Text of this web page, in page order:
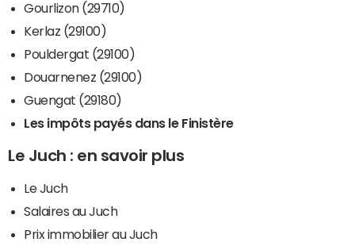
Gourlizon (29710)
Kerlaz (29100)
Pouldergat (29100)
Douarnenez (29100)
Guengat (29180)
Les impôts payés dans le Finistère
Le Juch : en savoir plus
Le Juch
Salaires au Juch
Prix immobilier au Juch